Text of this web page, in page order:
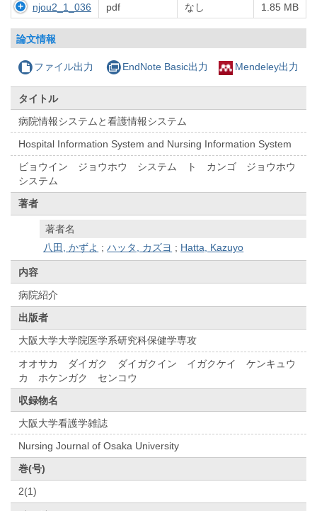
njou2_1_036 pdf なし 1.85 MB
論文情報
ファイル出力 EndNote Basic出力 Mendeley出力
タイトル
病院情報システムと看護情報システム
Hospital Information System and Nursing Information System
ビョウイン ジョウホウ システム ト カンゴ ジョウホウ
システム
著者
著者名
八田, かずよ ;ハッタ, カズヨ ; Hatta, Kazuyo
内容
病院紹介
出版者
大阪大学大学院医学系研究科保健学専攻
オオサカ ダイガク ダイガクイン イガクケイ ケンキュウ
カ ホケンガク センコウ
収録物名
大阪大学看護学雑誌
Nursing Journal of Osaka University
巻(号)
2(1)